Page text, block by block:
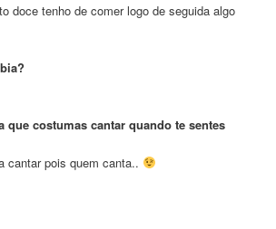
doce tenho de comer logo de seguida algo
que costumas cantar quando te sentes
cantar pois quem canta..